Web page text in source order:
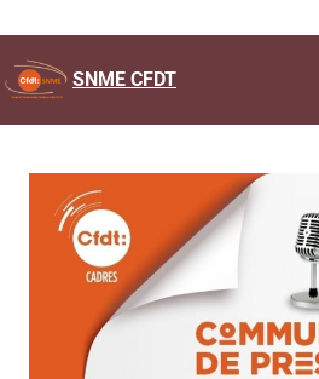
contenu SNME CFDT